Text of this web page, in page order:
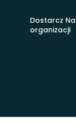
Dostarcz
organizacji